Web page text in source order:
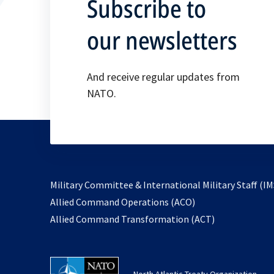
Subscribe to
our newsletters
And receive regular updates from
NATO.
Military Committee & International Military Staff
Allied Command Operations (ACO)
in
tab
Allied Command Transformation (ACT)
new